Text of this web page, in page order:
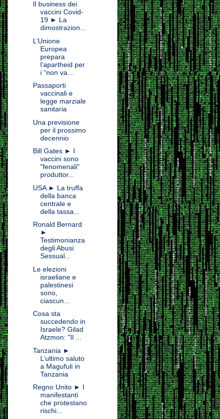
Il business dei
vaccini Covid-
19 ► La
dimostrazion...
L’Unione
Europea
prepara
l’apartheid per
i “non va...
Passaporti
vaccinali e
legge marziale
sanitaria
Una previsione
per il prossimo
decennio
Bill Gates ► I
vaccini sono
"fenomenali"
produttor...
USA ► La truffa
della banca
centrale e
della tassa...
Ronald Bernard
►
Testimonianza
degli Abusi
Sessual...
Le elezioni
israeliane e
palestinesi
sono,
ciascun...
Cosa sta
succedendo in
Israele? Gilad
Atzmon: "Il ...
Tanzania ►
L’ultimo saluto
a Magufuli in
Tanzania
Regno Unito ► I
manifestanti
che protestano
rischi...